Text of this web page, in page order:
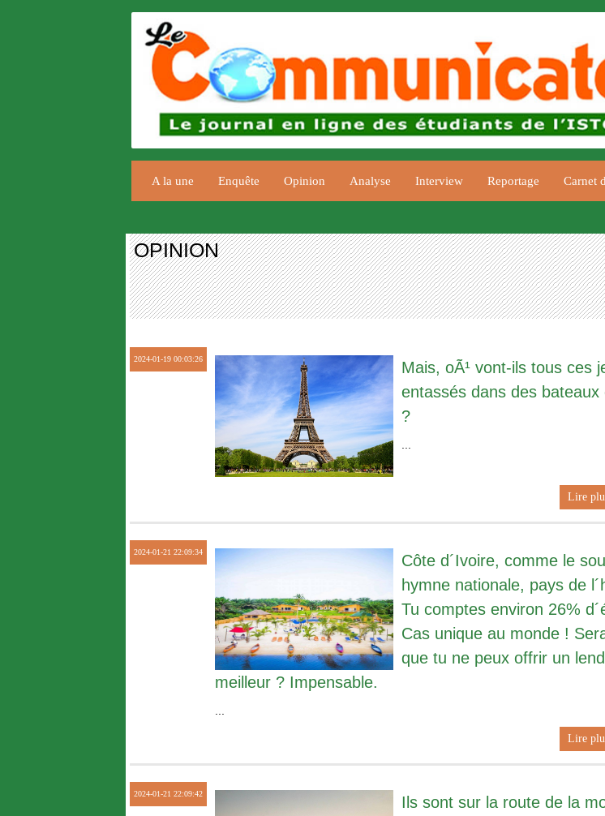
A la une Enquête Opinion Analyse Interview Reportage Carnet
OPINION
2024-01-19 00:03:26
Mais, oÃ¹ vont-ils tous ces
entassés dans des bateaux
?
Lire
2024-01-21 22:09:34
Côte d´Ivoire, comme le
hymne nationale, pays de
Tu comptes environ 26%
Cas unique au monde !
que tu ne peux offrir un
meilleur ? Impensable.
Lire
2024-01-21 22:09:42
Ils sont sur la route de la